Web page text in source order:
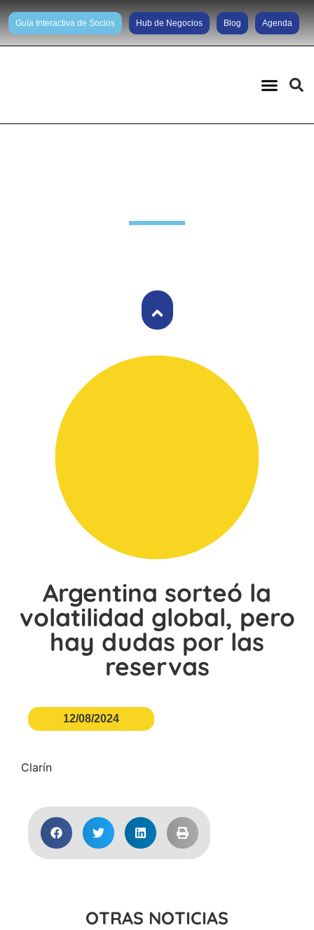
Guía Interactiva de Socios Hub de Negocios Blog Agenda
Argentina sorteó la
volatilidad global, pero
hay dudas por las
reservas
12/08/2024
Clarín
OTRAS NOTICIAS